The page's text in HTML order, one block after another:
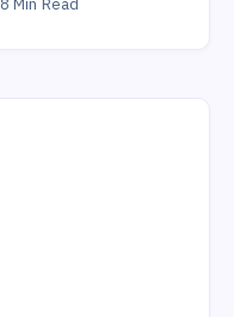
8 Min Read